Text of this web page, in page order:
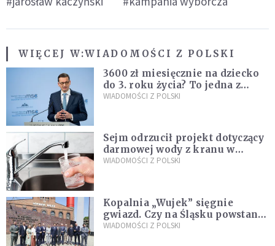
WIĘCEJ W:WIADOMOŚCI Z POLSKI
3600 zł miesięcznie na dziecko
do 3. roku życia? To jedna z
propozycji programu "Rozwój
WIADOMOŚCI Z POLSKI
Sejm odrzucił projekt dotyczący
darmowej wody z kranu w
restauracjach
WIADOMOŚCI Z POLSKI
Kopalnia „Wujek” sięgnie
gwiazd. Czy na Śląsku powstanie
„Dolina Krzemowa”?
WIADOMOŚCI Z POLSKI